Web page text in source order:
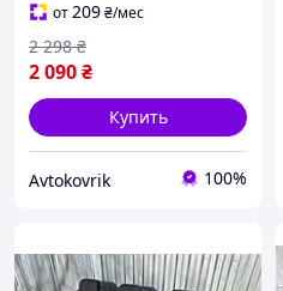
коврики
от209₴/мес
2 090₴
2 298 ₴
Купить
Avtokovrik 100%